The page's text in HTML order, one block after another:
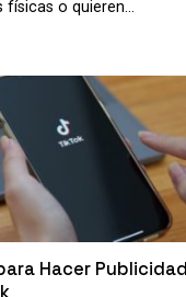
físicas o quieren...
Hacer